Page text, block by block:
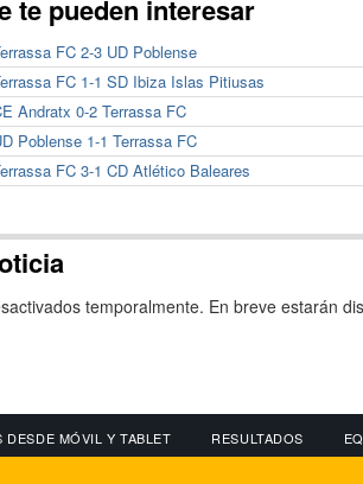
te pueden interesar
FC 2-3 UD Poblense
FC 1-1 SD Ibiza Islas Pitiusas
Andratx 0-2 Terrassa FC
Poblense 1-1 Terrassa FC
FC 3-1 CD Atlético Baleares
temporalmente. En breve estarán
DESDE MÓVIL Y TABLET RESULTADOS